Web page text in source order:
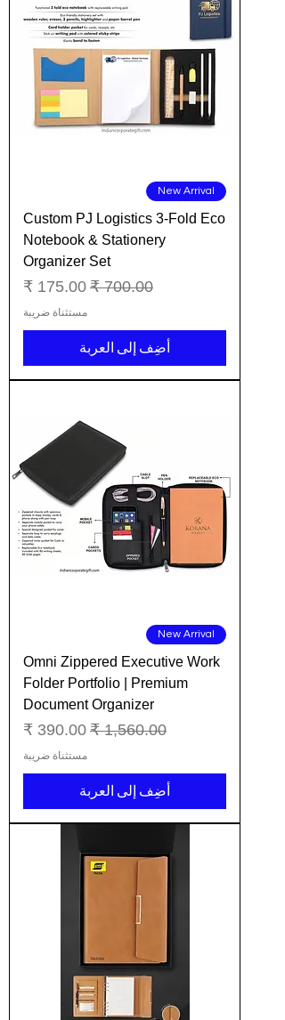
New Arrival
Custom PJ Logistics 3-Fold Eco
Notebook & Stationery
Organizer Set
سعر عاديسعر البيع
مستثناة ضريبة
أضِف إلى العربة
New Arrival
Omni Zippered Executive Work
Folder Portfolio | Premium
Document Organizer
سعر عادي سعر البيع
مستثناة ضريبة
أضِف إلى العربة